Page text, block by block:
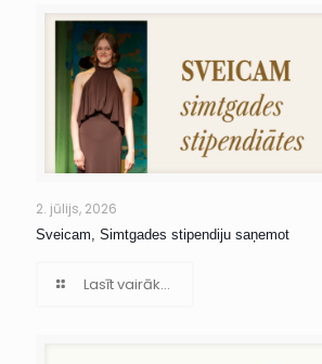
2. jūlijs, 2026
Sveicam, Simtgades stipendiju saņemot
Lasīt vairāk...